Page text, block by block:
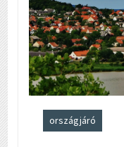
országjáró